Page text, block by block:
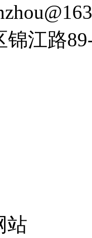
江路
站